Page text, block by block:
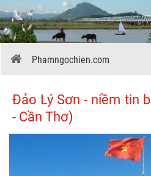
Phamngochien.com
Đảo Lý Sơn - niềm tin
- Cần Thơ)